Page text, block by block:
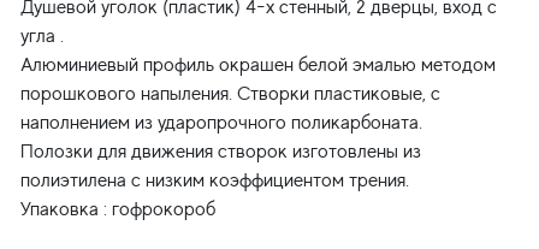
Душевой уголок (пластик) 4-х стенный, 2 дверцы, вход с
угла .
Алюминиевый профиль окрашен белой эмалью методом
порошкового напыления. Створки пластиковые, с
наполнением из ударопрочного поликарбоната.
Полозки для движения створок изготовлены из
полиэтилена с низким коэффициентом трения.
Упаковка : гофрокороб